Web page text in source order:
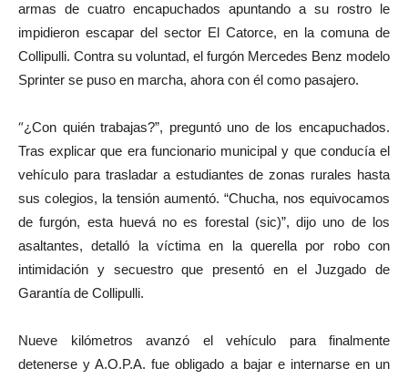
armas de cuatro encapuchados apuntando a su rostro le
impidieron escapar del sector El Catorce, en la comuna de
Collipulli. Contra su voluntad, el furgón Mercedes Benz modelo
Sprinter se puso en marcha, ahora con él como pasajero.
“¿Con quién trabajas?”, preguntó uno de los encapuchados.
Tras explicar que era funcionario municipal y que conducía el
vehículo para trasladar a estudiantes de zonas rurales hasta
sus colegios, la tensión aumentó. “Chucha, nos equivocamos
de furgón, esta huevá no es forestal (sic)”, dijo uno de los
asaltantes, detalló la víctima en la querella por robo con
intimidación y secuestro que presentó en el Juzgado de
Garantía de Collipulli.
Nueve kilómetros avanzó el vehículo para finalmente
detenerse y A.O.P.A. fue obligado a bajar e internarse en un